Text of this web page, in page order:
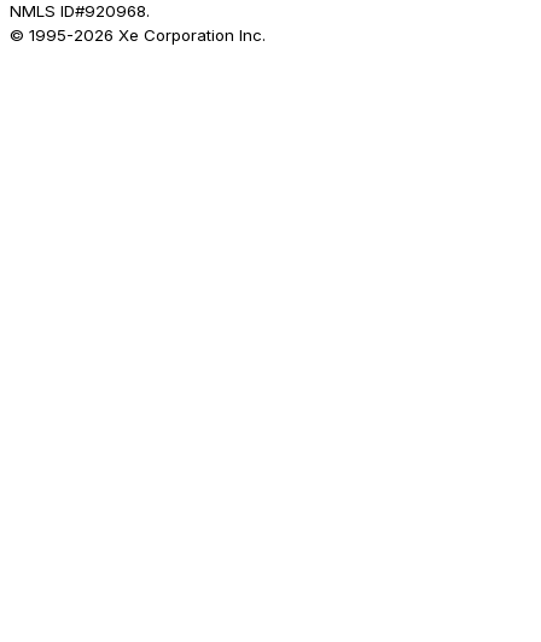
NMLS ID#920968.
© 1995-2026 Xe Corporation Inc.